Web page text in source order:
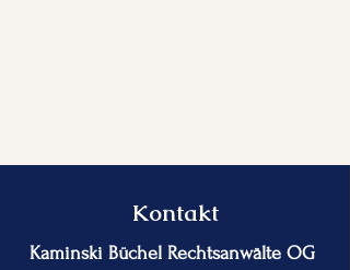
Kontakt
Kaminski Büchel Rechtsanwälte OG